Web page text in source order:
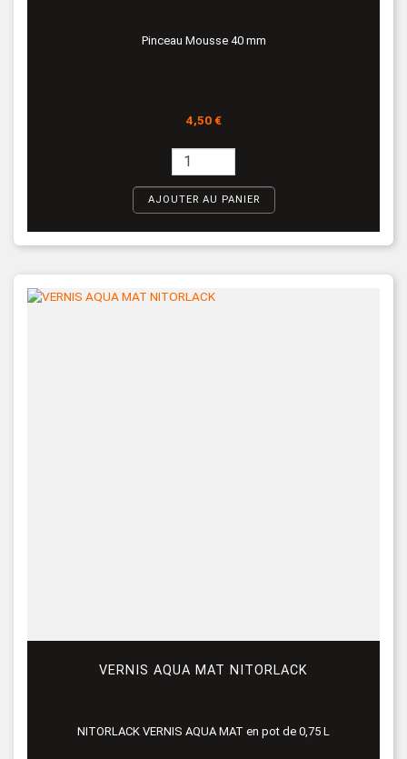
Pinceau Mousse 40 mm
Prix
4,50 €
AJOUTER AU PANIER
VERNIS AQUA MAT NITORLACK
NITORLACK VERNIS AQUA MAT en pot de 0,75 L